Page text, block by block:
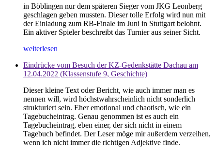
in Böblingen nur dem späteren Sieger vom JKG Leonberg
geschlagen geben mussten. Dieser tolle Erfolg wird nun mit
der Einladung zum RB-Finale im Juni in Stuttgart belohnt.
Ein aktiver Spieler beschreibt das Turnier aus seiner Sicht.
weiterlesen
Eindrücke vom Besuch der KZ-Gedenkstätte Dachau am
12.04.2022 (Klassenstufe 9, Geschichte)
Dieser kleine Text oder Bericht, wie auch immer man es
nennen will, wird höchstwahrscheinlich nicht sonderlich
strukturiert sein. Eher emotional und chaotisch, wie ein
Tagebucheintrag. Genau genommen ist es auch ein
Tagebucheintrag, eben einer, der sich nicht in einem
Tagebuch befindet. Der Leser möge mir außerdem verzeihen,
wenn ich nicht immer die richtigen Adjektive finde.